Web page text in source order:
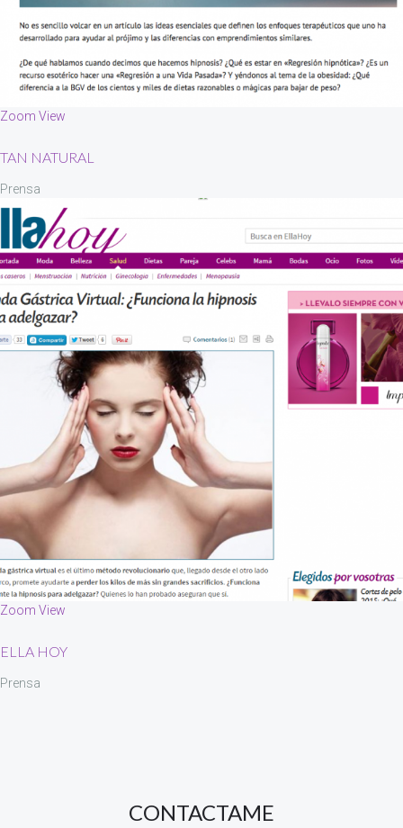
Zoom View
TAN NATURAL
Prensa
Zoom View
ELLA HOY
Prensa
CONTACTAME